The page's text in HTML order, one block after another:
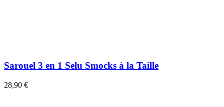
Sarouel 3 en 1 Selu Smocks à la Taille
28,90 €